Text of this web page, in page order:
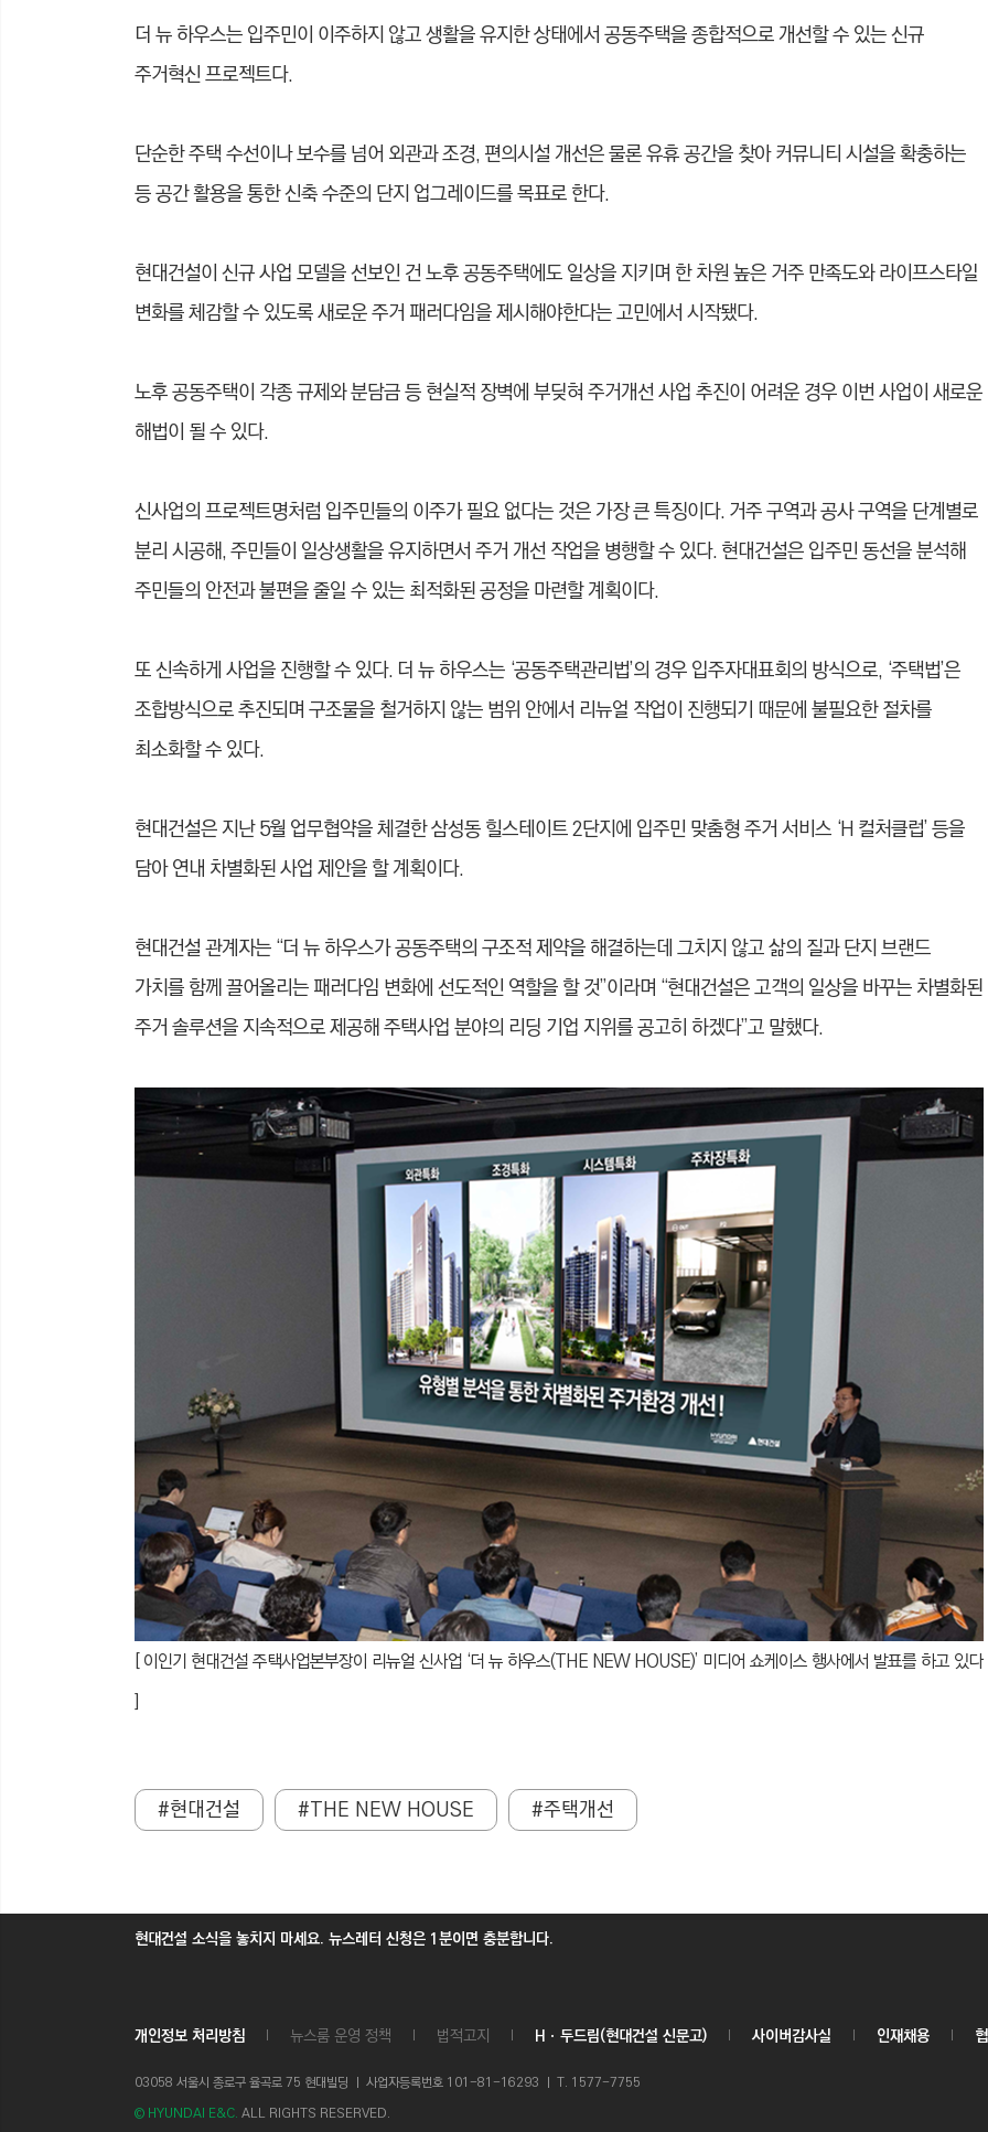
더 뉴 하우스는 입주민이 이주하지 않고 생활을 유지한 상태에서 공동주택을 종합적으로 개선할 수 있는 신규
주거혁신 프로젝트다.
단순한 주택 수선이나 보수를 넘어 외관과 조경, 편의시설 개선은 물론 유휴 공간을 찾아 커뮤니티 시설을 확충하는
등 공간 활용을 통한 신축 수준의 단지 업그레이드를 목표로 한다.
현대건설이 신규 사업 모델을 선보인 건 노후 공동주택에도 일상을 지키며 한 차원 높은 거주 만족도와 라이프스타일
변화를 체감할 수 있도록 새로운 주거 패러다임을 제시해야한다는 고민에서 시작됐다.
노후 공동주택이 각종 규제와 분담금 등 현실적 장벽에 부딪혀 주거개선 사업 추진이 어려운 경우 이번 사업이 새로운
해법이 될 수 있다.
신사업의 프로젝트명처럼 입주민들의 이주가 필요 없다는 것은 가장 큰 특징이다. 거주 구역과 공사 구역을 단계별로
분리 시공해, 주민들이 일상생활을 유지하면서 주거 개선 작업을 병행할 수 있다. 현대건설은 입주민 동선을 분석해
주민들의 안전과 불편을 줄일 수 있는 최적화된 공정을 마련할 계획이다.
또 신속하게 사업을 진행할 수 있다. 더 뉴 하우스는 ‘공동주택관리법’의 경우 입주자대표회의 방식으로, ‘주택법’은
조합방식으로 추진되며 구조물을 철거하지 않는 범위 안에서 리뉴얼 작업이 진행되기 때문에 불필요한 절차를
최소화할 수 있다.
현대건설은 지난 5월 업무협약을 체결한 삼성동 힐스테이트 2단지에 입주민 맞춤형 주거 서비스 ‘H 컬처클럽’ 등을
담아 연내 차별화된 사업 제안을 할 계획이다.
현대건설 관계자는 “더 뉴 하우스가 공동주택의 구조적 제약을 해결하는데 그치지 않고 삶의 질과 단지 브랜드
가치를 함께 끌어올리는 패러다임 변화에 선도적인 역할을 할 것”이라며 “현대건설은 고객의 일상을 바꾸는 차별화된
주거 솔루션을 지속적으로 제공해 주택사업 분야의 리딩 기업 지위를 공고히 하겠다”고 말했다.
[ 이인기 현대건설 주택사업본부장이 리뉴얼 신사업 ‘더 뉴 하우스(THE NEW HOUSE)’ 미디어 쇼케이스 행사에서 발표를 하고 있다
]
#현대건설 #THE NEW HOUSE #주택개선
현대건설 소식을 놓치지 마세요. 뉴스레터 신청은 1분이면 충분합니다.
개인정보 처리방침 뉴스룸 운영 정책 법적고지 Hㆍ두드림(현대건설 신문고) 사이버감사실 인재채용
03058 서울시 종로구 율곡로 75 현대빌딩 ㅣ 사업자등록번호 101-81-16293 ㅣ T. 1577-7755
© HYUNDAI E&C. ALL RIGHTS RESERVED.